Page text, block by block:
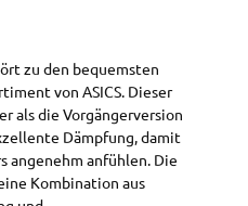
zu den bequemsten
von ASICS. Dieser
als die Vorgängerversion
Dämpfung, damit
angenehm anfühlen. Die
Kombination aus